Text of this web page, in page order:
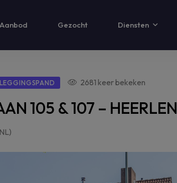
Aanbod Gezocht Diensten
2681 keer bekeken
105 & 107 – HEERLEN